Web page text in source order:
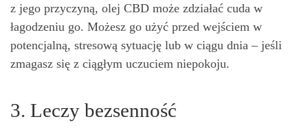
z jego przyczyną, olej CBD może zdziałać cuda w
łagodzeniu go. Możesz go użyć przed wejściem w
potencjalną, stresową sytuację lub w ciągu dnia – jeśli
zmagasz się z ciągłym uczuciem niepokoju.
3. Leczy bezsenność